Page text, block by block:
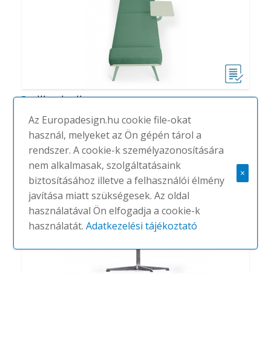
Millepiedi
TRUE DESIGN
Az Europadesign.hu cookie file-okat
használ, melyeket az Ön gépén tárol a
rendszer. A cookie-k személyazonosítására
nem alkalmasak, szolgáltatásaink
biztosításához illetve a felhasználói élmény
javítása miatt szükségesek. Az oldal
használatával Ön elfogadja a cookie-k
használatát.Adatkezelési tájékoztató
×